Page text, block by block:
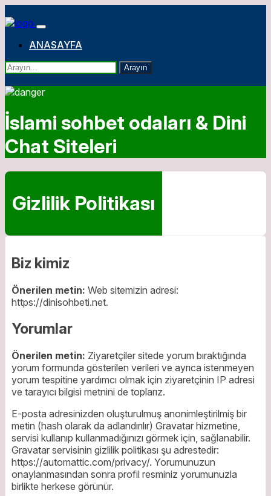
ANASAYFA
Arayın
İslami sohbet odaları & Dini
Chat Siteleri
Gizlilik Politikası
Biz kimiz
Önerilen metin: Web sitemizin adresi:
https://dinisohbeti.net.
Yorumlar
Önerilen metin: Ziyaretçiler sitede yorum bıraktığında
yorum formunda gösterilen verileri ve ayrıca istenmeyen
yorum tespitine yardımcı olmak için ziyaretçinin IP adresi
ve tarayıcı bilgisi metnini de toplarız.
E-posta adresinizden oluşturulmuş anonimleştirilmiş bir
metin (hash olarak da adlandırılır) Gravatar hizmetine,
servisi kullanıp kullanmadığınızı görmek için, sağlanabilir.
Gravatar servisinin gizlilik politikası şu adrestedir:
https://automattic.com/privacy/. Yorumunuzun
onaylanmasından sonra profil resminiz yorumunuzla
birlikte herkese görünür.